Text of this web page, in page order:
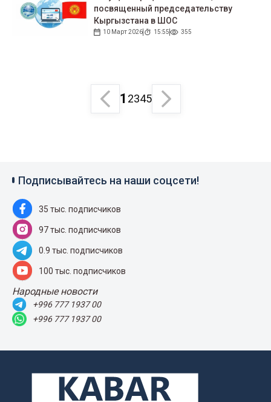
посвященный председательству
Кыргызстана в ШОС
10 Март 2026 15:55 355
1 2345
Подписывайтесь на наши соцсети!
35 тыс. подписчиков
97 тыс. подписчиков
0.9 тыс. подписчиков
100 тыс. подписчиков
Народные новости
+996 777 1937 00
+996 777 1937 00